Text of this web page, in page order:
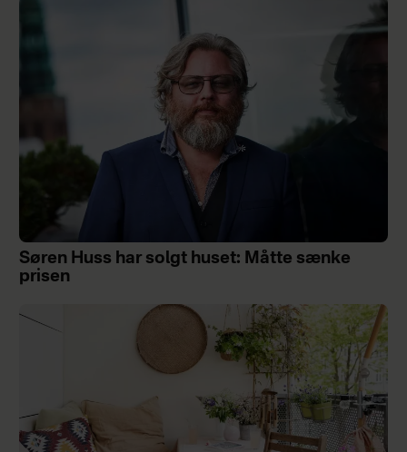
Søren Huss har solgt huset: Måtte sænke
prisen